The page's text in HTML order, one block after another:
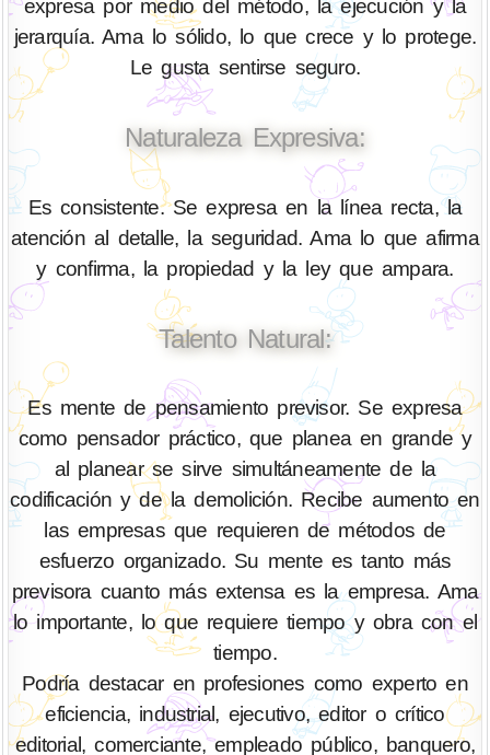
expresa por medio del método, la ejecución y la
jerarquía. Ama lo sólido, lo que crece y lo protege.
Le gusta sentirse seguro.
Naturaleza Expresiva:
Es consistente. Se expresa en la línea recta, la
atención al detalle, la seguridad. Ama lo que afirma
y confirma, la propiedad y la ley que ampara.
Talento Natural:
Es mente de pensamiento previsor. Se expresa
como pensador práctico, que planea en grande y
al planear se sirve simultáneamente de la
codificación y de la demolición. Recibe aumento en
las empresas que requieren de métodos de
esfuerzo organizado. Su mente es tanto más
previsora cuanto más extensa es la empresa. Ama
lo importante, lo que requiere tiempo y obra con el
tiempo.
Podría destacar en profesiones como experto en
eficiencia, industrial, ejecutivo, editor o crítico
editorial, comerciante, empleado público, banquero,